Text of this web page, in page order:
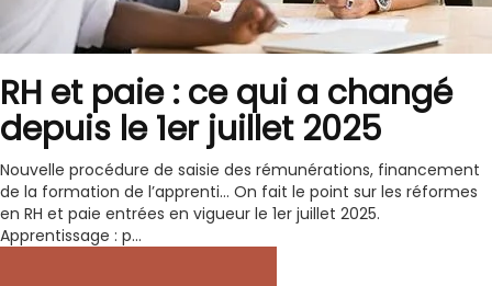
RH et paie : ce qui a changé
depuis le 1er juillet 2025
Nouvelle procédure de saisie des rémunérations, financement
de la formation de l’apprenti… On fait le point sur les réformes
en RH et paie entrées en vigueur le 1er juillet 2025.
Apprentissage : p...